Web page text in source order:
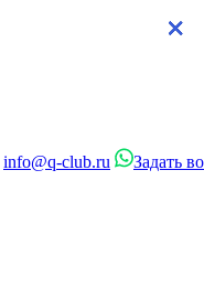
info@q-club.ru Задать
×
×
×
×